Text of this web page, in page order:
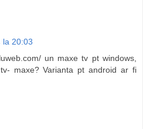
la 20:03
un maxe tv pt windows,
maxe? Varianta pt android ar fi